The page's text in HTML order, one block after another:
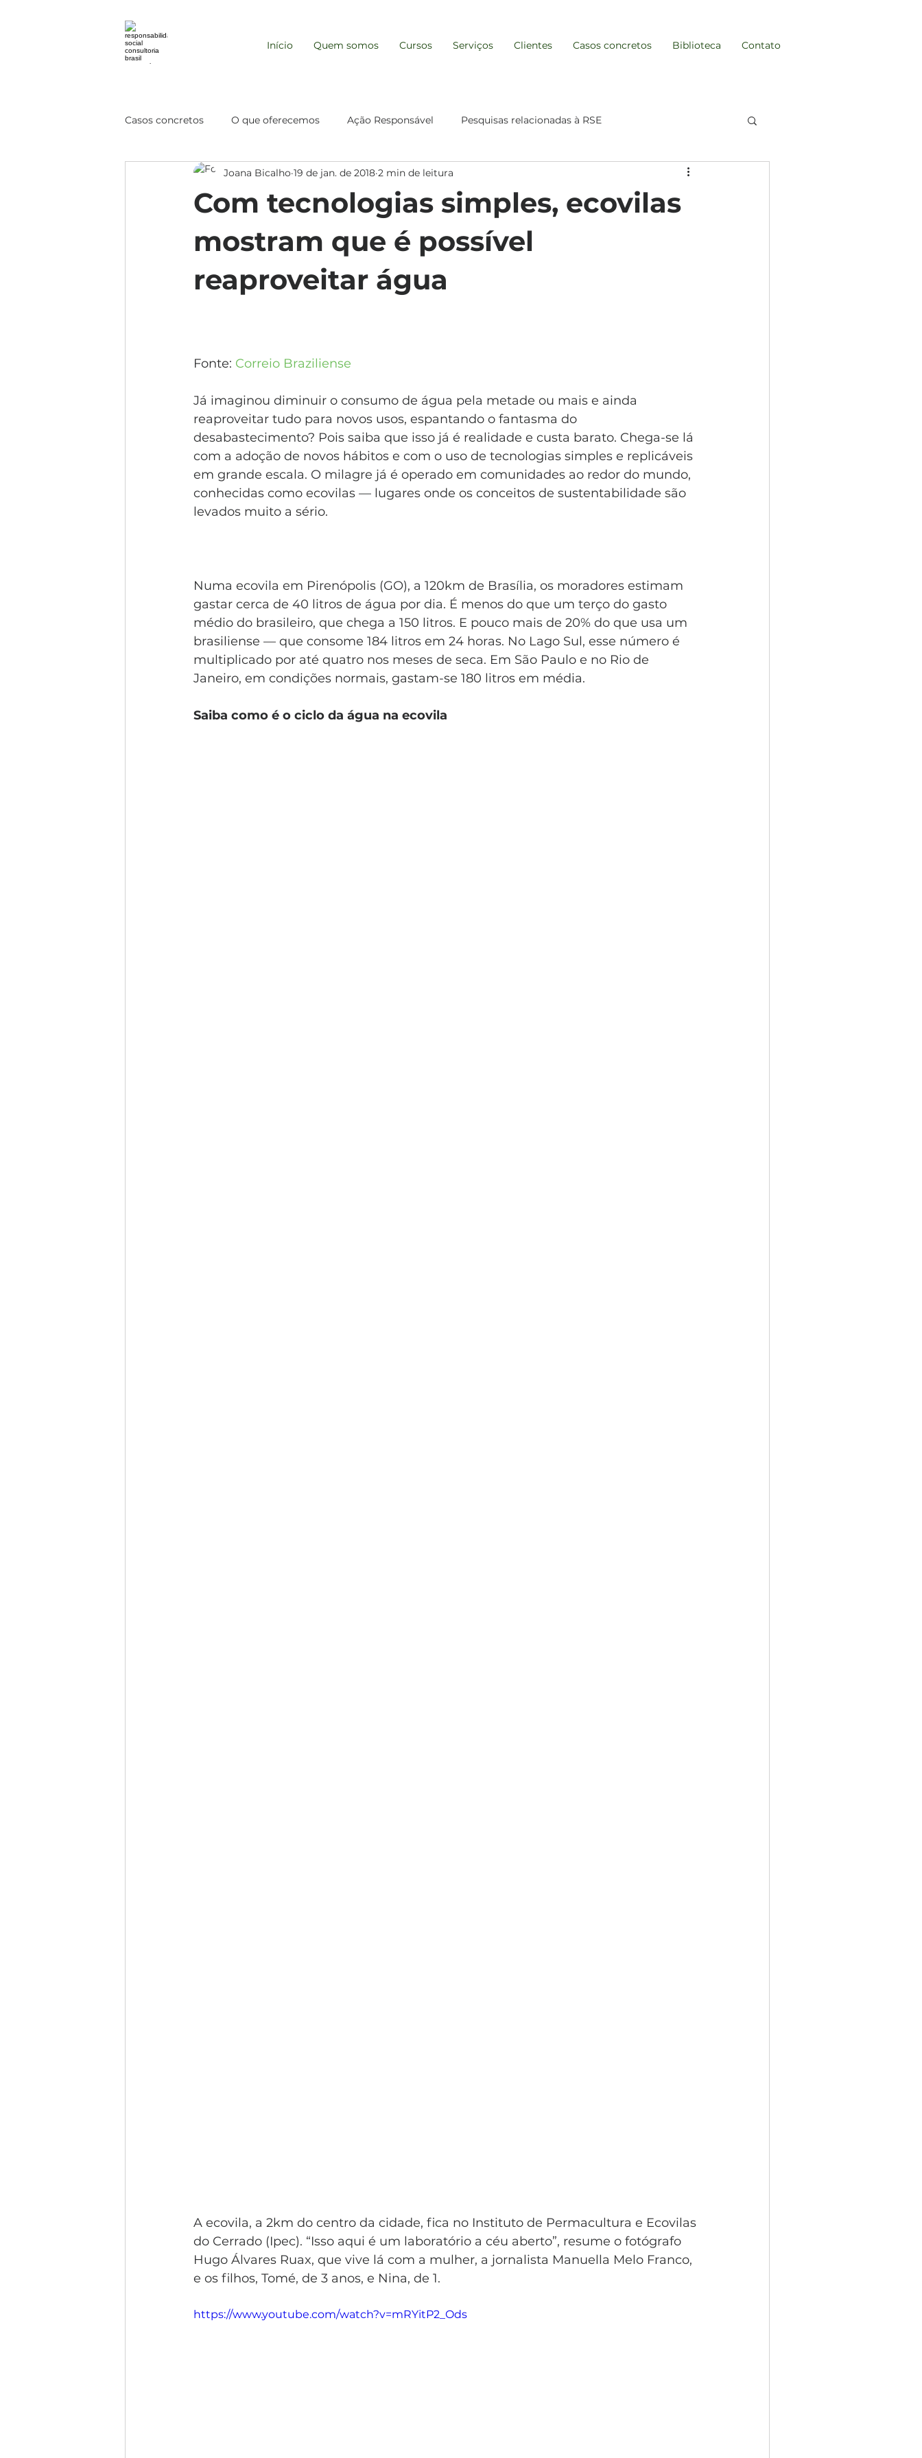
REDE EMPRESA
Início Quem somos Cursos Serviços Clientes Casos concretos Biblioteca Contato
Casos concretos O que oferecemos Ação Responsável Pesquisas relacionadas à RSE
Comportamento de Consumo Gestão e Resp. Socioambiental
Com tecnologias simples, ecovilas
mostram que é possível
reaproveitar água
Joana Bicalho 19 de jan. de 2018 2 min de leitura
Fonte: Correio Braziliense
Já imaginou diminuir o consumo de água pela metade ou mais e ainda
reaproveitar tudo para novos usos, espantando o fantasma do
desabastecimento? Pois saiba que isso já é realidade e custa barato. Chega-se lá
com a adoção de novos hábitos e com o uso de tecnologias simples e replicáveis
em grande escala. O milagre já é operado em comunidades ao redor do mundo,
conhecidas como ecovilas — lugares onde os conceitos de sustentabilidade são
levados muito a sério.
Numa ecovila em Pirenópolis (GO), a 120km de Brasília, os moradores estimam
gastar cerca de 40 litros de água por dia. É menos do que um terço do gasto
médio do brasileiro, que chega a 150 litros. E pouco mais de 20% do que usa um
brasiliense — que consome 184 litros em 24 horas. No Lago Sul, esse número é
multiplicado por até quatro nos meses de seca. Em São Paulo e no Rio de
Janeiro, em condições normais, gastam-se 180 litros em média.
Saiba como é o ciclo da água na ecovila
A ecovila, a 2km do centro da cidade, fica no Instituto de Permacultura e Ecovilas
do Cerrado (Ipec). “Isso aqui é um laboratório a céu aberto”, resume o fotógrafo
Hugo Álvares Ruax, que vive lá com a mulher, a jornalista Manuella Melo Franco,
e os filhos, Tomé, de 3 anos, e Nina, de 1.
https://www.youtube.com/watch?v=mRYitP2_Ods